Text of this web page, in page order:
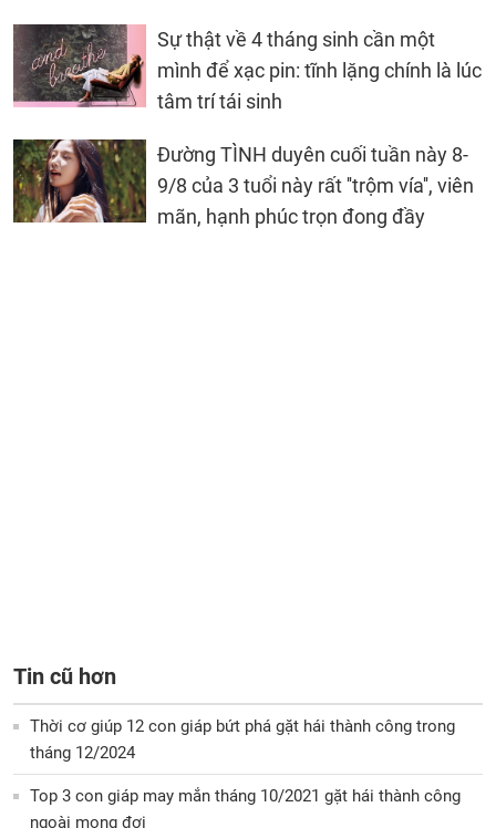
Sự thật về 4 tháng sinh cần một
mình để xạc pin: tĩnh lặng chính là lúc
tâm trí tái sinh
Đường TÌNH duyên cuối tuần này 8-
9/8 của 3 tuổi này rất ''trộm vía'', viên
mãn, hạnh phúc trọn đong đầy
Tin cũ hơn
Thời cơ giúp 12 con giáp bứt phá gặt hái thành công trong
tháng 12/2024
Top 3 con giáp may mắn tháng 10/2021 gặt hái thành công
ngoài mong đợi